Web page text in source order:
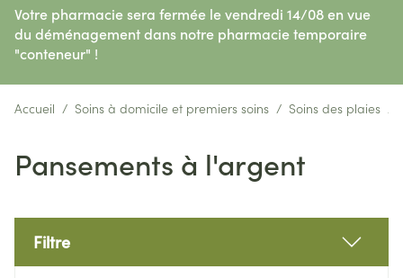
Votre pharmacie sera fermée le vendredi 14/08 en vue
du déménagement dans notre pharmacie temporaire
"conteneur" !
Accueil / Soins à domicile et premiers soins / Soins des plaies /
Pansements à l'argent
Filtre